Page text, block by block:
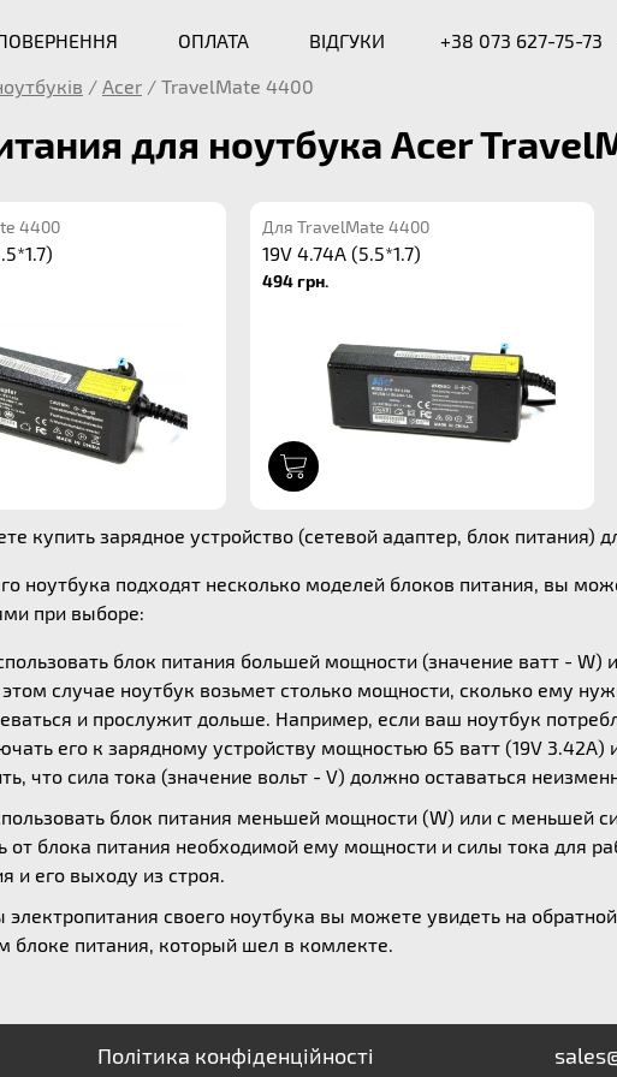
ОПЛАТА ВІДГУКИ +38 073 627-75-73
/ Acer / TravelMate 4400
для ноутбука Acer
4400 Для TravelMate 4400
19V 4.74A (5.5*1.7)
494 грн.
купить зарядное устройство (сетевой адаптер, блок питания)
ноутбука подходят несколько моделей блоков питания, вы
при выборе:
блок питания большей мощности (значение ватт - W)
случае ноутбук возьмет столько мощности, сколько ему
и прослужит дольше. Например, если ваш ноутбук
его к зарядному устройству мощностью 65 ватт (19V 3.42A)
что сила тока (значение вольт - V) должно оставаться
блок питания меньшей мощности (W) или с меньшей
от блока питания необходимой ему мощности и силы тока для
и его выходу из строя.
своего ноутбука вы можете увидеть на
блоке питания, который шел в комлекте.
Політика конфіденційності